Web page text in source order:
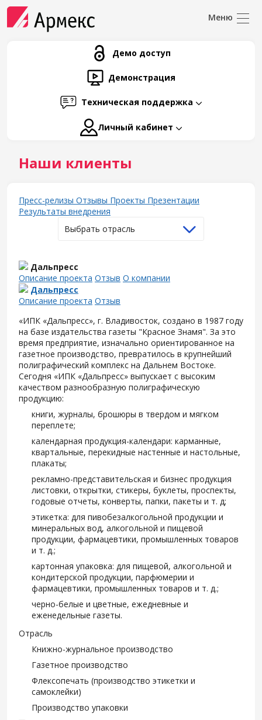
Демо доступ
Демонстрация
Техническая поддержка
Личный кабинет
Наши клиенты
Пресс-релизы Отзывы Проекты Презентации
Результаты внедрения
Выбрать отрасль
Дальпресс
Описание проекта Отзыв О компании
Дальпресс
Описание проекта Отзыв
«ИПК «Дальпресс», г. Владивосток, создано в 1987 году
на базе издательства газеты "Красное Знамя". За это
время предприятие, изначально ориентированное на
газетное производство, превратилось в крупнейший
полиграфический комплекс на Дальнем Востоке.
Сегодня «ИПК «Дальпресс» выпускает с высоким
качеством разнообразную полиграфическую
продукцию:
книги, журналы, брошюры в твердом и мягком
переплете;
календарная продукция-календари: карманные,
квартальные, перекидные настенные и настольные,
плакаты;
рекламно-представительская и бизнес продукция
листовки, открытки, стикеры, буклеты, проспекты,
годовые отчеты, конверты, папки, пакеты и т. д;
этикетка: для пивобезалкогольной продукции и
минеральных вод, алкогольной и пищевой
продукции, фармацевтики, промышленных товаров
и т. д.;
картонная упаковка: для пищевой, алкогольной и
кондитерской продукции, парфюмерии и
фармацевтики, промышленных товаров и т. д.;
черно-белые и цветные, ежедневные и
еженедельные газеты.
Отрасль
Книжно-журнальное производство
Газетное производство
Флексопечать (производство этикетки и
самоклейки)
Производство упаковки